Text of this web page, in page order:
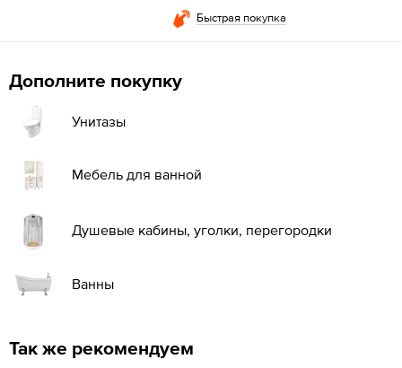
Быстрая покупка
Дополните покупку
Унитазы
Мебель для ванной
Душевые кабины, уголки, перегородки
Ванны
Так же рекомендуем